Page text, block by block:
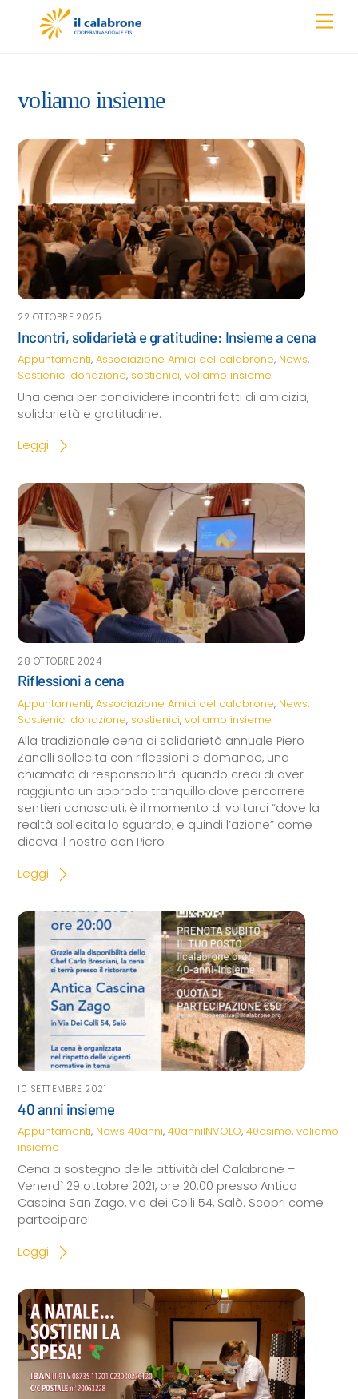
voliamo insieme
22 OTTOBRE 2025
Incontri, solidarietà e gratitudine: Insieme a cena
Appuntamenti,Associazione Amici del calabrone, News,
Sostienici donazione, sostienici,voliamo insieme
Una cena per condividere incontri fatti di amicizia,
solidarietà e gratitudine.
Leggi
28 OTTOBRE 2024
Riflessioni a cena
Appuntamenti,Associazione Amici del calabrone, News,
Sostienici donazione, sostienici,voliamo insieme
Alla tradizionale cena di solidarietà annuale Piero
Zanelli sollecita con riflessioni e domande, una
chiamata di responsabilità: quando credi di aver
raggiunto un approdo tranquillo dove percorrere
sentieri conosciuti, è il momento di voltarci “dove la
realtà sollecita lo sguardo, e quindi l’azione” come
diceva il nostro don Piero
Leggi
10 SETTEMBRE 2021
40 anni insieme
Appuntamenti, News 40anni,40anniINVOLO,40esimo,voliamo
insieme
Cena a sostegno delle attività del Calabrone –
Venerdì 29 ottobre 2021, ore 20.00 presso Antica
Cascina San Zago, via dei Colli 54, Salò. Scopri come
partecipare!
Leggi